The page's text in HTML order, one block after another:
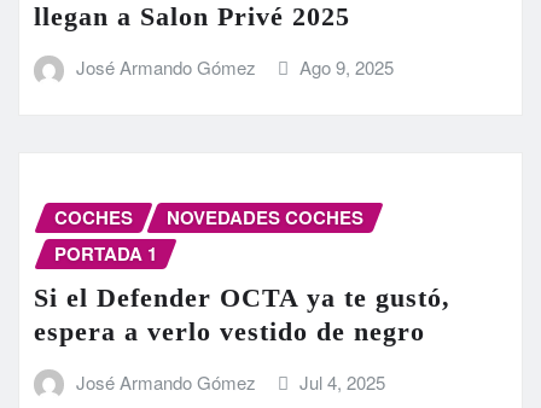
llegan a Salon Privé 2025
José Armando Gómez Ago 9, 2025
COCHES
NOVEDADES COCHES
PORTADA 1
Si el Defender OCTA ya te gustó,
espera a verlo vestido de negro
José Armando Gómez Jul 4, 2025